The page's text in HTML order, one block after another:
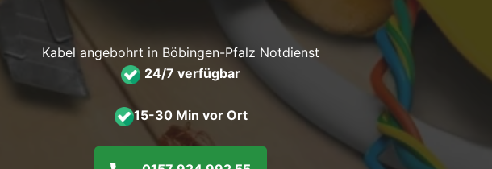
Kabel angebohrt in Böbingen-Pfalz Notdienst
24/7 verfügbar
15-30 Min vor Ort